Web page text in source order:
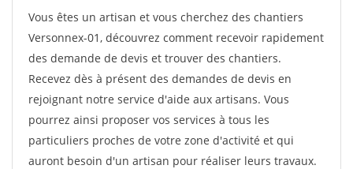
Vous êtes un artisan et vous cherchez des chantiers
Versonnex-01, découvrez comment recevoir rapidement
des demande de devis et trouver des chantiers.
Recevez dès à présent des demandes de devis en
rejoignant notre service d'aide aux artisans. Vous
pourrez ainsi proposer vos services à tous les
particuliers proches de votre zone d'activité et qui
auront besoin d'un artisan pour réaliser leurs travaux.